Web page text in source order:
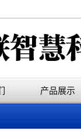
产品展示